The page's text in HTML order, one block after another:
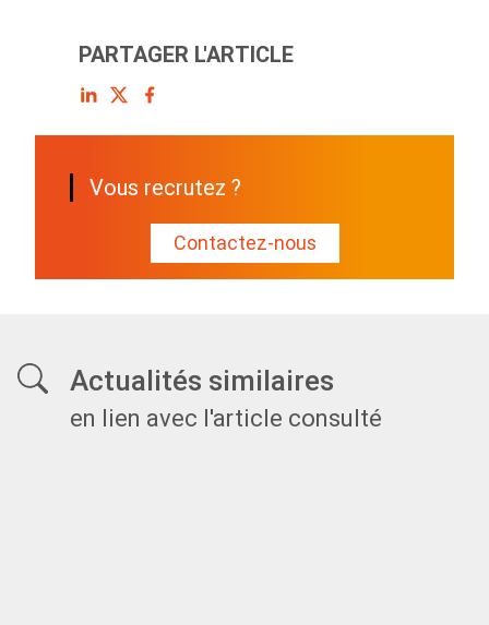
PARTAGER L'ARTICLE
Vous recrutez ?
Contactez-nous
Actualités similaires
en lien avec l'article consulté